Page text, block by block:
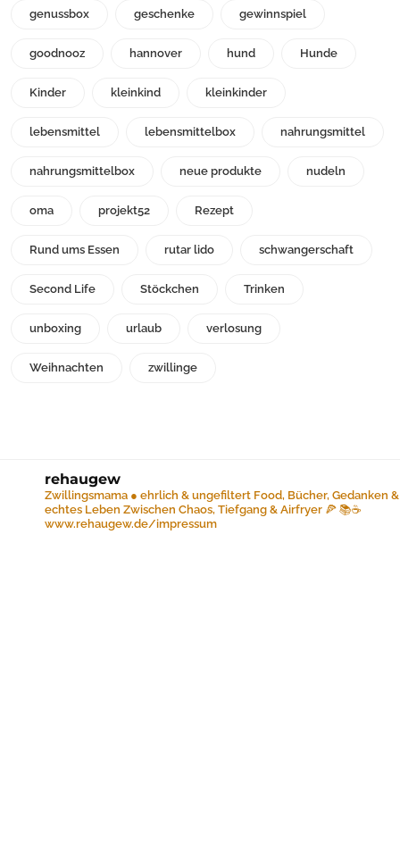
genussbox geschenke gewinnspiel
goodnooz hannover hund Hunde
Kinder kleinkind kleinkinder
lebensmittel lebensmittelbox nahrungsmittel
nahrungsmittelbox neue produkte nudeln
oma projekt52 Rezept
Rund ums Essen rutar lido schwangerschaft
Second Life Stöckchen Trinken
unboxing urlaub verlosung
Weihnachten zwillinge
rehaugew
Zwillingsmama ● ehrlich & ungefiltert Food, Bücher, Gedanken &
echtes Leben Zwischen Chaos, Tiefgang & Airfryer 🍕 📚☕️
www.rehaugew.de/impressum